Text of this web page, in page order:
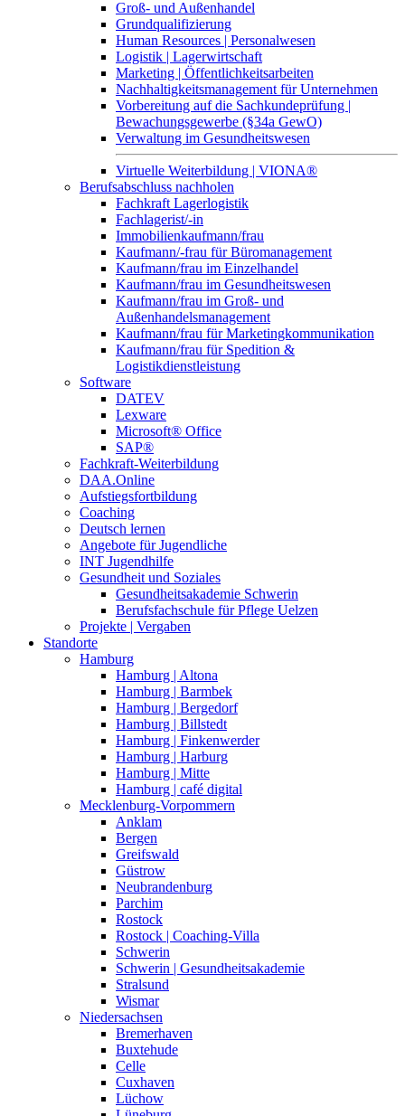
Groß- und Außenhandel
Grundqualifizierung
Human Resources | Personalwesen
Logistik | Lagerwirtschaft
Marketing | Öffentlichkeitsarbeiten
Nachhaltigkeitsmanagement für Unternehmen
Vorbereitung auf die Sachkundeprüfung |
Bewachungsgewerbe (§34a GewO)
Verwaltung im Gesundheitswesen
Virtuelle Weiterbildung | VIONA®
Berufsabschluss nachholen
Fachkraft Lagerlogistik
Fachlagerist/-in
Immobilienkaufmann/frau
Kaufmann/-frau für Büromanagement
Kaufmann/frau im Einzelhandel
Kaufmann/frau im Gesundheitswesen
Kaufmann/frau im Groß- und
Außenhandelsmanagement
Kaufmann/frau für Marketingkommunikation
Kaufmann/frau für Spedition &
Logistikdienstleistung
Software
DATEV
Lexware
Microsoft® Office
SAP®
Fachkraft-Weiterbildung
DAA.Online
Aufstiegsfortbildung
Coaching
Deutsch lernen
Angebote für Jugendliche
INT Jugendhilfe
Gesundheit und Soziales
Gesundheitsakademie Schwerin
Berufsfachschule für Pflege Uelzen
Projekte | Vergaben
Standorte
Hamburg
Hamburg | Altona
Hamburg | Barmbek
Hamburg | Bergedorf
Hamburg | Billstedt
Hamburg | Finkenwerder
Hamburg | Harburg
Hamburg | Mitte
Hamburg | café digital
Mecklenburg-Vorpommern
Anklam
Bergen
Greifswald
Güstrow
Neubrandenburg
Parchim
Rostock
Rostock | Coaching-Villa
Schwerin
Schwerin | Gesundheitsakademie
Stralsund
Wismar
Niedersachsen
Bremerhaven
Buxtehude
Celle
Cuxhaven
Lüchow